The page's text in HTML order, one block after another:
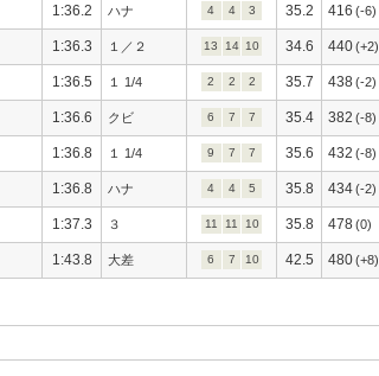
1:36.2 ハナ 4 4 3 35.2 416 (-6)
1:36.3 １／２ 13 14 10 34.6 440(+2)
1:36.5 １ 1/4 2 2 2 35.7 438(-2)
1:36.6 クビ 6 7 7 35.4 382 (-8)
1:36.8 １ 1/4 9 7 7 35.6 432 (-8)
1:36.8 ハナ 4 4 5 35.8 434(-2)
1:37.3 ３ 11 11 10 35.8 478(0)
1:43.8 大差 6 7 10 42.5 480(+8)